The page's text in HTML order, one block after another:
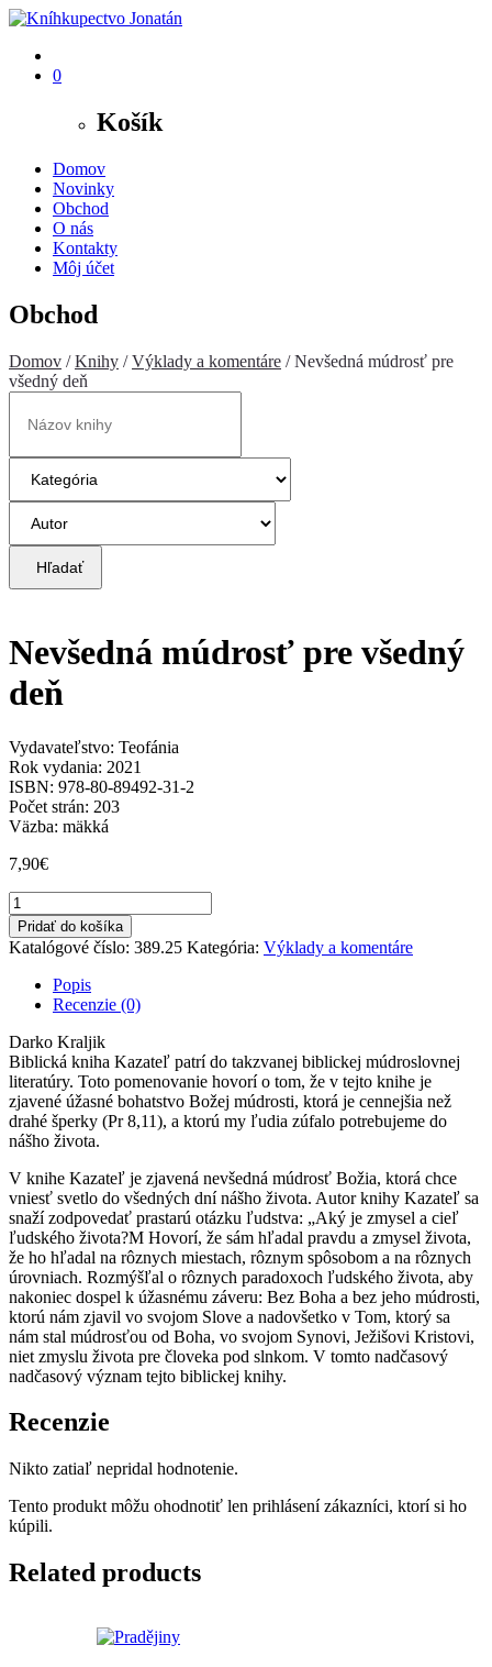
0
Košík
Domov
Novinky
Obchod
O nás
Kontakty
Môj účet
Obchod
Domov /Knihy /Výklady a komentáre / Nevšedná múdrosť pre
všedný deň
Hľadať
Nevšedná múdrosť pre všedný
deň
Vydavateľstvo: Teofánia
Rok vydania: 2021
ISBN: 978-80-89492-31-2
Počet strán: 203
Väzba: mäkká
7,90€
množstvo
Nevšedná
múdrosť
pre
všedný
Pridať do košíka
Katalógové číslo: 389.25 Kategória: Výklady a komentáre
Popis
Recenzie (0)
Darko Kraljik
Biblická kniha Kazateľ patrí do takzvanej biblickej múdroslovnej
literatúry. Toto pomenovanie hovorí o tom, že v tejto knihe je
zjavené úžasné bohatstvo Božej múdrosti, ktorá je cennejšia než
drahé šperky (Pr 8,11), a ktorú my ľudia zúfalo potrebujeme do
nášho života.
V knihe Kazateľ je zjavená nevšedná múdrosť Božia, ktorá chce
vniesť svetlo do všedných dní nášho života. Autor knihy Kazateľ sa
snaží zodpovedať prastarú otázku ľudstva: „Aký je zmysel a cieľ
ľudského života?M Hovorí, že sám hľadal pravdu a zmysel života,
že ho hľadal na rôznych miestach, rôznym spôsobom a na rôznych
úrovniach. Rozmýšľal o rôznych paradoxoch ľudského života, aby
nakoniec dospel k úžasnému záveru: Bez Boha a bez jeho múdrosti,
ktorú nám zjavil vo svojom Slove a nadovšetko v Tom, ktorý sa
nám stal múdrosťou od Boha, vo svojom Synovi, Ježišovi Kristovi,
niet zmyslu života pre človeka pod slnkom. V tomto nadčasový
nadčasový význam tejto biblickej knihy.
Recenzie
Nikto zatiaľ nepridal hodnotenie.
Tento produkt môžu ohodnotiť len prihlásení zákazníci, ktorí si ho
kúpili.
Related products